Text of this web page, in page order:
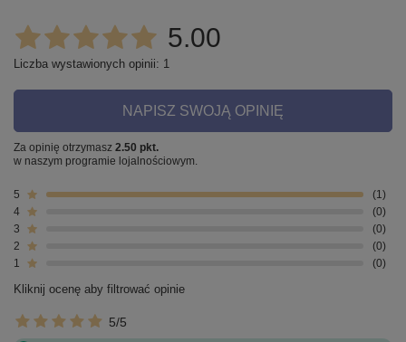
5.00
Liczba wystawionych opinii: 1
NAPISZ SWOJĄ OPINIĘ
Za opinię otrzymasz 2.50 pkt.
w naszym programie lojalnościowym.
5
1
4
0
3
0
2
0
1
0
Kliknij ocenę aby filtrować opinie
5/5